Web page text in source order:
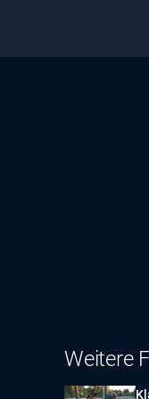
Weitere